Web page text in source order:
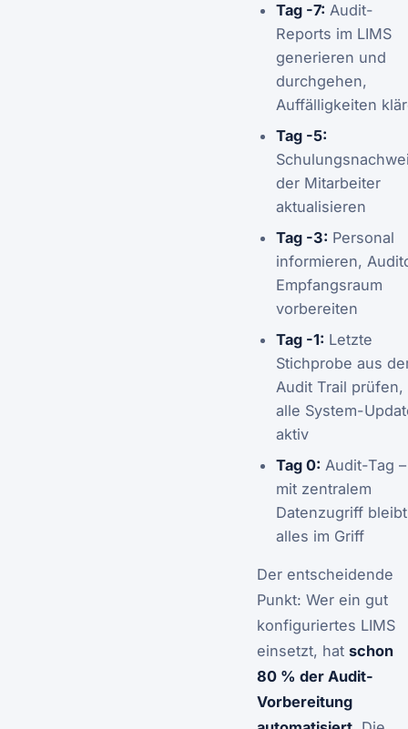
Tag -7: Audit-
Reports im LIMS
generieren und
durchgehen,
Auffälligkeiten
Tag -5:
der Mitarbeiter
aktualisieren
Tag -3: Personal
informieren,
Empfangsraum
vorbereiten
Tag -1: Letzte
Stichprobe aus
Audit Trail prüfen,
alle System-
aktiv
Tag 0: Audit-Tag –
mit zentralem
Datenzugriff bleibt
alles im Griff
Der entscheidende
Punkt: Wer ein gut
konfiguriertes LIMS
einsetzt, hat schon
80 % der Audit-
Vorbereitung